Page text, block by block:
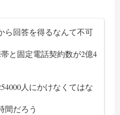
ら回答を得るなんて不可
と固定電話契約数が2億4
人にかけなくてはな
間だろう